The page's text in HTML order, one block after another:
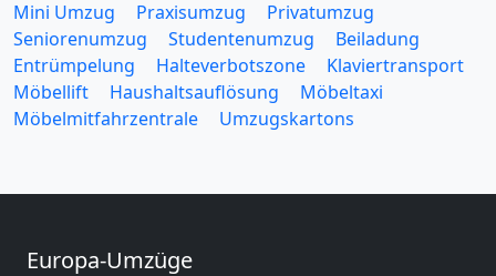
Mini Umzug
Praxisumzug
Privatumzug
Seniorenumzug
Studentenumzug
Beiladung
Entrümpelung
Halteverbotszone
Klaviertransport
Möbellift
Haushaltsauflösung
Möbeltaxi
Möbelmitfahrzentrale
Umzugskartons
Europa-Umzüge